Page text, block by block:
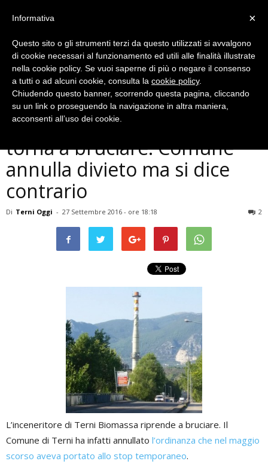
Politica
Terni, inceneritore Biomassa
torna a bruciare. Comune
annulla divieto ma si dice
contrario
Di Terni Oggi - 27 Settembre 2016 - ore 18:18 2
L’inceneritore di Terni Biomassa riprende a bruciare. Il
Comune di Terni ha infatti annullato l’ordinanza che nel maggio
scorso aveva portato allo stop temporaneo.
×
Informativa
Questo sito o gli strumenti terzi da questo utilizzati si avvalgono
di cookie necessari al funzionamento ed utili alle finalità illustrate
nella cookie policy. Se vuoi saperne di più o negare il consenso
a tutti o ad alcuni cookie, consulta la cookie policy.
Chiudendo questo banner, scorrendo questa pagina, cliccando
su un link o proseguendo la navigazione in altra maniera,
acconsenti all’uso dei cookie.